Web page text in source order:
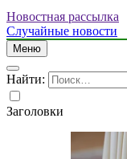
Новостная рассылка
Случайные новости
Меню
Найти:
Заголовки